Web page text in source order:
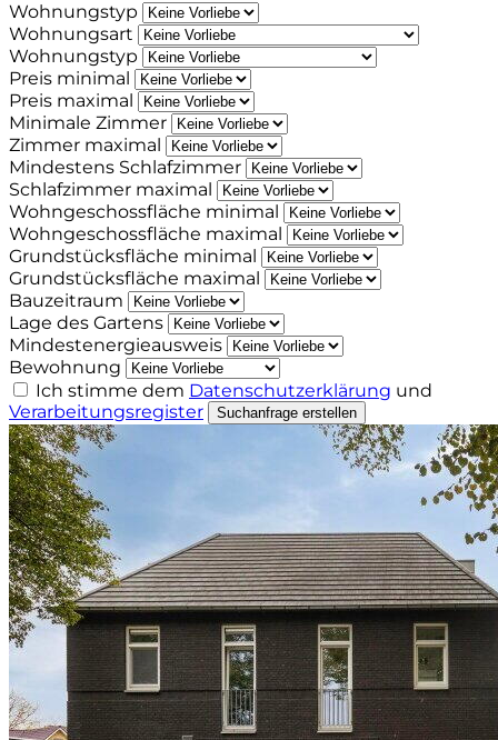
Wohnungstyp
Wohnungsart
Wohnungstyp
Preis minimal
Preis maximal
Minimale Zimmer
Zimmer maximal
Mindestens Schlafzimmer
Schlafzimmer maximal
Wohngeschossfläche minimal
Wohngeschossfläche maximal
Grundstücksfläche minimal
Grundstücksfläche maximal
Bauzeitraum
Lage des Gartens
Mindestenergieausweis
Bewohnung
Ich stimme dem Datenschutzerklärung und
Verarbeitungsregister
Suchanfrage erstellen